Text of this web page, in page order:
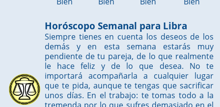
Horóscopo Semanal para Libra
Siempre tienes en cuenta los deseos de los
demás y en esta semana estarás muy
pendiente de tu pareja, de lo que realmente
le hace feliz y de lo que desea. No te
importará acompañarla a cualquier lugar
que te pida, aunque te tengas que sacrificar
unos días. En el trabajo: te tomas todo a la